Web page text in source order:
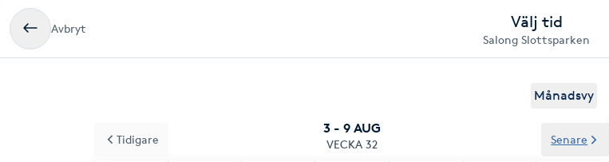
Avbryt Välj tid
Salong Slottsparken
Månadsvy
3 - 9 AUG
VECKA 32
Tidigare Senare